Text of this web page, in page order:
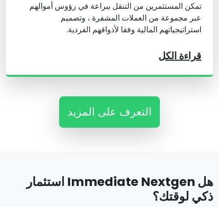
تمكن المستثمرين من التنقل ببراعة في رؤوس أموالهم
عبر مجموعة من العملات المشفرة ، وتصميم
استراتيجياتهم المالية وفقا لأذواقهم الفردية.
قراءة الكل
التعرف على المزيد
هل Immediate Nextgen استثمار
ذكي لوقتك؟